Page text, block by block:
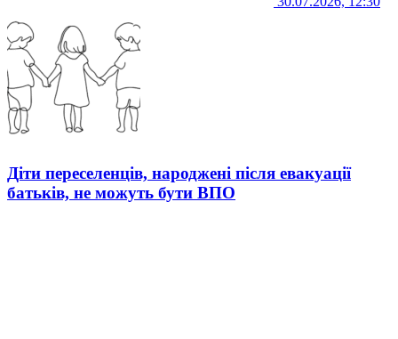
Діти переселенців, народжені після евакуації
батьків, не можуть бути ВПО